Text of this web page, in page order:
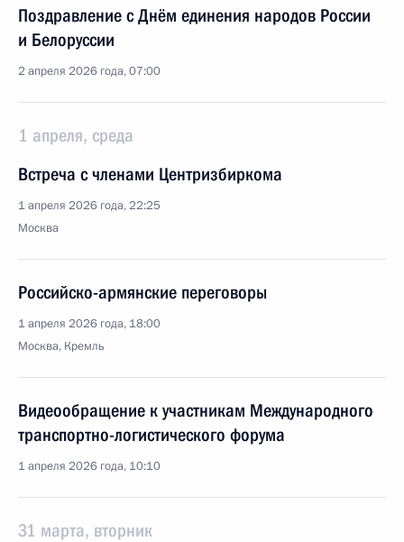
Поздравление с Днём единения народов России
и Белоруссии
2 апреля 2026 года, 07:00
1 апреля, среда
Встреча с членами Центризбиркома
1 апреля 2026 года, 22:25
Москва
Российско-армянские переговоры
1 апреля 2026 года, 18:00
Москва, Кремль
Видеообращение к участникам Международного
транспортно-логистического форума
1 апреля 2026 года, 10:10
31 марта, вторник